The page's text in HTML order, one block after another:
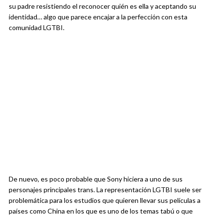
su padre resistiendo el reconocer quién es ella y aceptando su
identidad… algo que parece encajar a la perfección con esta
comunidad LGTBI.
De nuevo, es poco probable que Sony hiciera a uno de sus
personajes principales trans. La representación LGTBI suele ser
problemática para los estudios que quieren llevar sus películas a
países como China en los que es uno de los temas tabú o que